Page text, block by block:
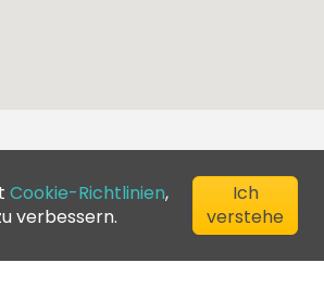
Europe AB.
Cookie-Richtlinien,
verbessern.
Ich
verstehe